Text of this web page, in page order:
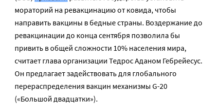
мораторий на ревакцинацию от ковида, чтобы
направить вакцины в бедные страны. Воздержание до
ревакцинации до конца сентября позволила бы
привить в общей сложности 10% населения мира,
считает глава организации Тедрос Аданом Гебрейесус.
Он предлагает задействовать для глобального
перераспределения вакцин механизмы G-20
(«Большой двадцатки»).